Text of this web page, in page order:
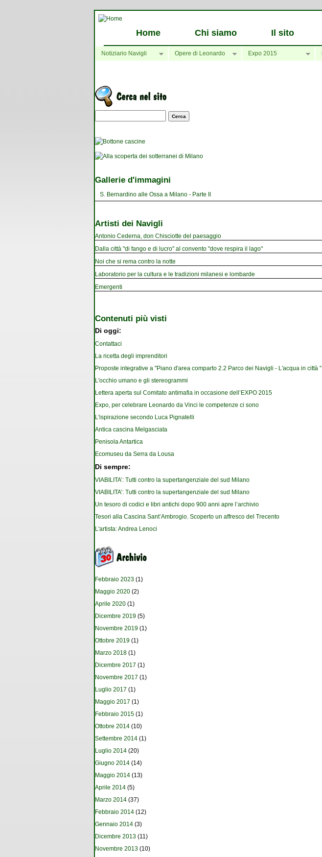
Home Chi siamo Il sito
Notiziario Navigli Opere di Leonardo Expo 2015
Maschera di ricerca
Gallerie d'immagini
S. Bernardino alle Ossa a Milano - Parte II
Artisti dei Navigli
Antonio Cederna, don Chisciotte del paesaggio
Dalla città "di fango e di lucro" al convento "dove respira il lago"
Noi che si rema contro la notte
Laboratorio per la cultura e le tradizioni milanesi e lombarde
Emergenti
Contenuti più visti
Di oggi:
Contattaci
La ricetta degli imprenditori
Proposte integrative a "Piano d'area comparto 2.2 Parco dei Navigli - L'acqua in città "
L'occhio umano e gli stereogrammi
Lettera aperta sul Comitato antimafia in occasione dell’EXPO 2015
Expo, per celebrare Leonardo da Vinci le competenze ci sono
L'ispirazione secondo Luca Pignatelli
Antica cascina Melgasciata
Penisola Antartica
Ecomuseu da Serra da Lousa
Di sempre:
VIABILITA’: Tutti contro la supertangenziale del sud Milano
VIABILITA’: Tutti contro la supertangenziale del sud Milano
Un tesoro di codici e libri antichi dopo 900 anni apre l’archivio
Tesori alla Cascina Sant’Ambrogio. Scoperto un affresco del Trecento
L'artista: Andrea Lenoci
Febbraio 2023 (1)
Maggio 2020 (2)
Aprile 2020 (1)
Dicembre 2019 (5)
Novembre 2019 (1)
Ottobre 2019 (1)
Marzo 2018 (1)
Dicembre 2017 (1)
Novembre 2017 (1)
Luglio 2017 (1)
Maggio 2017 (1)
Febbraio 2015 (1)
Ottobre 2014 (10)
Settembre 2014 (1)
Luglio 2014 (20)
Giugno 2014 (14)
Maggio 2014 (13)
Aprile 2014 (5)
Marzo 2014 (37)
Febbraio 2014 (12)
Gennaio 2014 (3)
Dicembre 2013 (11)
Novembre 2013 (10)